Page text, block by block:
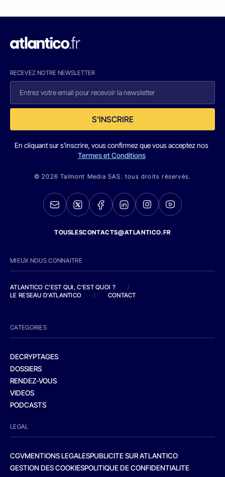
RECEVEZ NOTRE NEWSLETTER
S'INSCRIRE
En cliquant sur s'inscrire, vous confirmez que vous acceptez nos
Termes et Conditions
© 2026 Talmont Media SAS. tous droits réservés.
TOUSLESCONTACTS@ATLANTICO.FR
MIEUX NOUS CONNAITRE
ATLANTICO C'EST QUI, C'EST QUOI ?
/
LE RESEAU D'ATLANTICO
/ CONTACT
CATEGORIES
DECRYPTAGES
DOSSIERS
RENDEZ-VOUS
VIDEOS
PODCASTS
LEGAL
CGVMENTIONS LEGALESPUBLICITE SUR ATLANTICO
GESTION DES COOKIESPOLITIQUE DE CONFIDENTIALITE